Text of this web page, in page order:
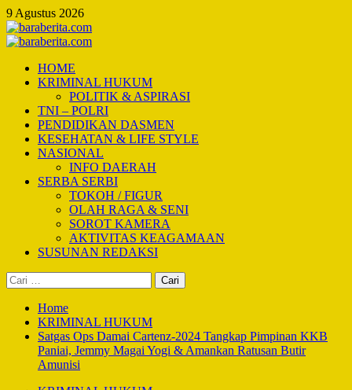
Skip
to
content
9 Agustus 2026
Primary
HOME
KRIMINAL HUKUM
POLITIK & ASPIRASI
TNI – POLRI
PENDIDIKAN DASMEN
KESEHATAN & LIFE STYLE
NASIONAL
INFO DAERAH
SERBA SERBI
TOKOH / FIGUR
OLAH RAGA & SENI
SOROT KAMERA
AKTIVITAS KEAGAMAAN
SUSUNAN REDAKSI
Cari
untuk:
Home
KRIMINAL HUKUM
Satgas Ops Damai Cartenz-2024 Tangkap Pimpinan KKB
Paniai, Jemmy Magai Yogi & Amankan Ratusan Butir
Amunisi